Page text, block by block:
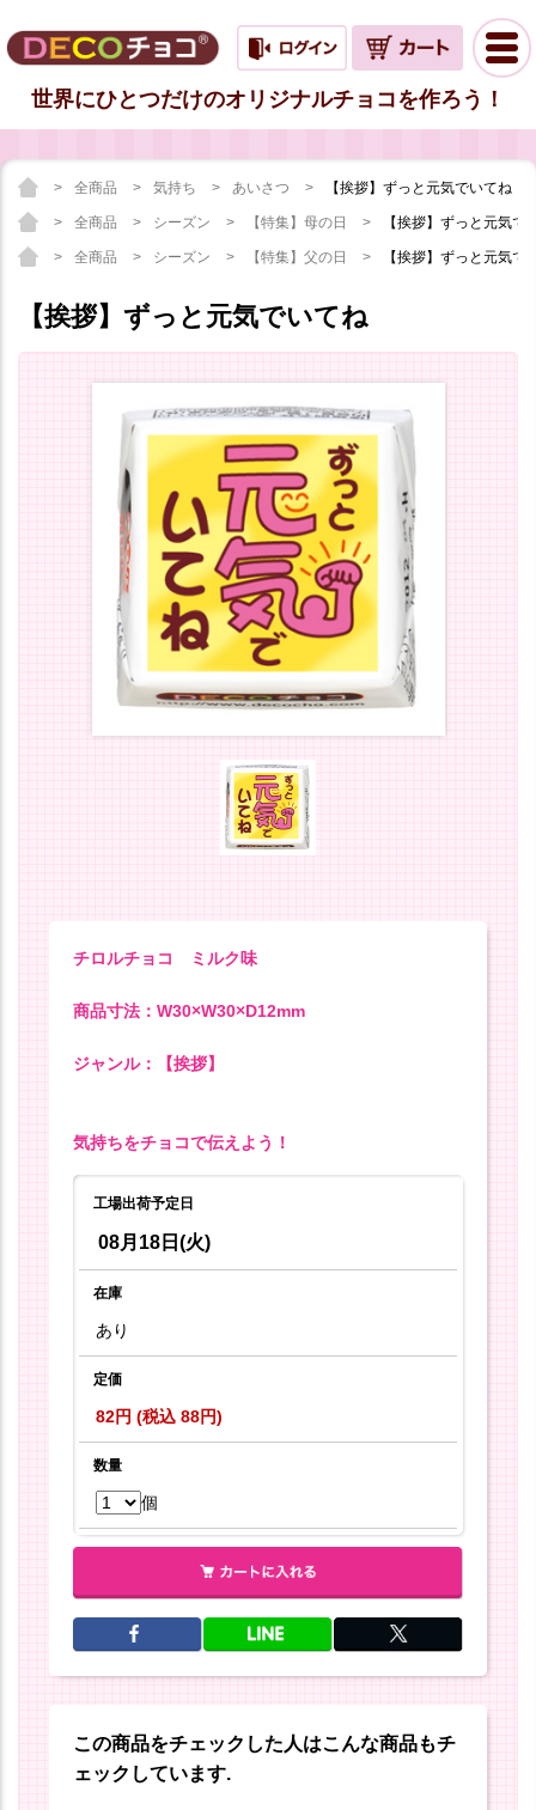
世界にひとつだけのオリジナルチョコを作ろう！
全商品 気持ち あいさつ 【挨拶】ずっと元気でいてね
全商品 シーズン 【特集】母の日 【挨拶】ずっと元気で
全商品 シーズン 【特集】父の日 【挨拶】ずっと元気で
【挨拶】ずっと元気でいてね
チロルチョコ ミルク味
商品寸法：W30×W30×D12mm
ジャンル：【挨拶】
気持ちをチョコで伝えよう！
工場出荷予定日
08月18日(火)
在庫
あり
定価
82円 (税込 88円)
数量
個
この商品をチェックした人はこんな商品もチ
ェックしています.